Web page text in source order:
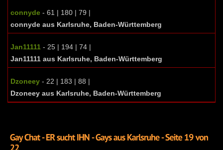
connyde - 61 | 180 | 79 |
connyde aus Karlsruhe, Baden-Württemberg
Jan11111 - 25 | 194 | 74 |
Jan11111 aus Karlsruhe, Baden-Württemberg
Dzoneey - 22 | 183 | 88 |
Dzoneey aus Karlsruhe, Baden-Württemberg